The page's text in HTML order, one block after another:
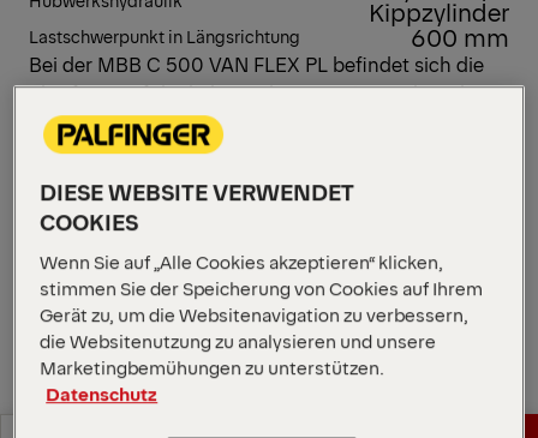
Kippzylinder
Lastschwerpunkt in Längsrichtung 600 mm
Bei der MBB C 500 VAN FLEX PL befindet sich die
Plattform auf der linken Fahrzeugseite, sodass der
rechte Türbereich dauerhaft frei bleibt. Mit 500 kg
Tragkraft und schneller Montage ist sie eine
praktische Lösung für den täglichen Einsatz im
Verteilerverkehr.
Angebot anfordern
Angebot anfordern
Vertriebspartner finden
DIESE WEBSITE VERWENDET
COOKIES
Wenn Sie auf „Alle Cookies akzeptieren“ klicken,
stimmen Sie der Speicherung von Cookies auf Ihrem
Gerät zu, um die Websitenavigation zu verbessern,
die Websitenutzung zu analysieren und unsere
Marketingbemühungen zu unterstützen.
Datenschutz